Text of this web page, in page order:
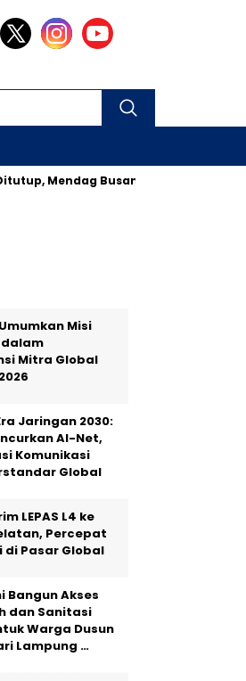
Busan: Transaksi Lewati Target,
Misi
Mitra Global
Jaringan 2030:
AI-Net,
Komunikasi
Global
LEPAS L4 ke
Percepat
di Pasar Global
Bangun Akses
dan Sanitasi
Warga Dusun
Lampung …